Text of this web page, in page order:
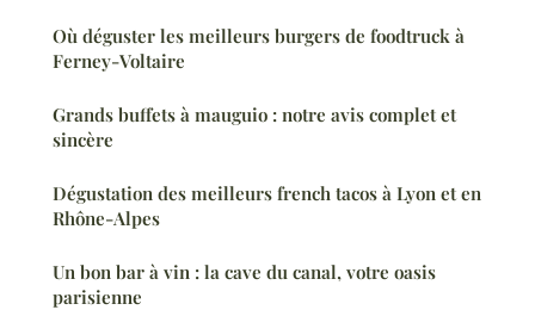
Où déguster les meilleurs burgers de foodtruck à
Ferney-Voltaire
Grands buffets à mauguio : notre avis complet et
sincère
Dégustation des meilleurs french tacos à Lyon et en
Rhône-Alpes
Un bon bar à vin : la cave du canal, votre oasis
parisienne